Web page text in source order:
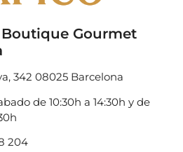
Boutique Gourmet
342 08025 Barcelona
de 10:30h a 14:30h y de
204